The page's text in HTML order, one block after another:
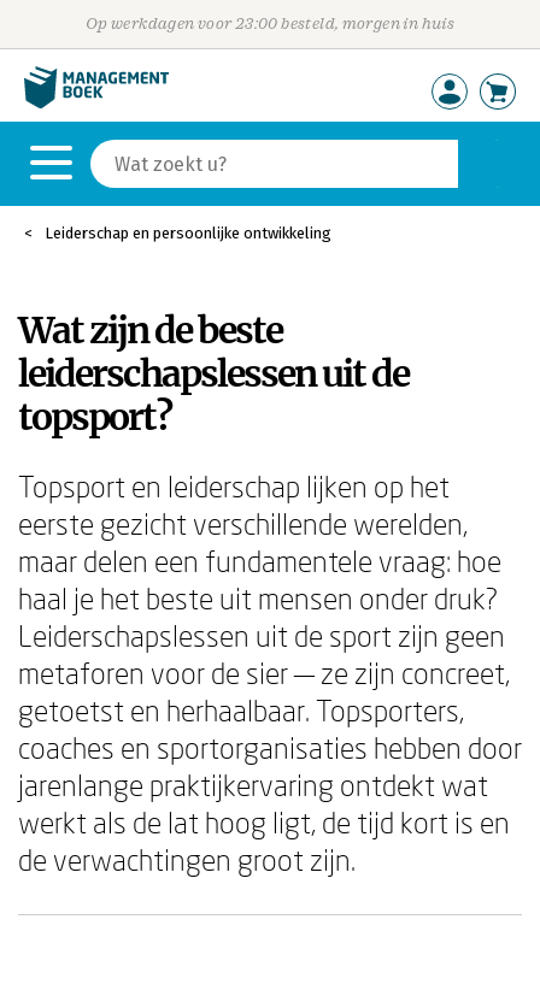
Op werkdagen voor 23:00 besteld, morgen in huis
Leiderschap en persoonlijke ontwikkeling
Wat zijn de beste
leiderschapslessen uit de
topsport?
Topsport en leiderschap lijken op het
eerste gezicht verschillende werelden,
maar delen een fundamentele vraag: hoe
haal je het beste uit mensen onder druk?
Leiderschapslessen uit de sport zijn geen
metaforen voor de sier — ze zijn concreet,
getoetst en herhaalbaar. Topsporters,
coaches en sportorganisaties hebben door
jarenlange praktijkervaring ontdekt wat
werkt als de lat hoog ligt, de tijd kort is en
de verwachtingen groot zijn.